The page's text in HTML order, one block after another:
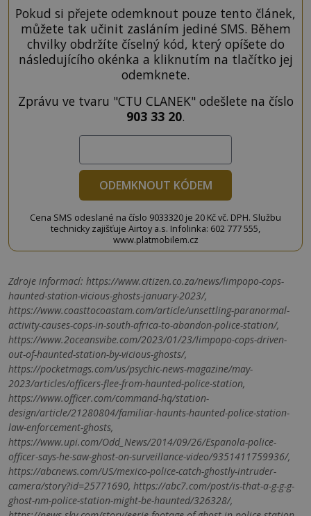
Pokud si přejete odemknout pouze tento článek,
můžete tak učinit zasláním jediné SMS. Během
chvilky obdržíte číselný kód, který opíšete do
následujícího okénka a kliknutím na tlačítko jej
odemknete.
Zprávu ve tvaru "CTU CLANEK" odešlete na číslo
903 33 20.
ODEMKNOUT KÓDEM
Cena SMS odeslané na číslo 9033320 je 20 Kč vč. DPH. Službu
technicky zajišťuje Airtoy a.s. Infolinka: 602 777 555,
www.platmobilem.cz
Zdroje informací: https://www.citizen.co.za/news/limpopo-cops-
haunted-station-vicious-ghosts-january-2023/,
https://www.coasttocoastam.com/article/unsettling-paranormal-
activity-causes-cops-in-south-africa-to-abandon-police-station/,
https://www.2oceansvibe.com/2023/01/23/limpopo-cops-driven-
out-of-haunted-station-by-vicious-ghosts/,
https://pocketmags.com/us/psychic-news-magazine/may-
2023/articles/officers-flee-from-haunted-police-station,
https://www.officer.com/command-hq/station-
design/article/21280804/familiar-haunts-haunted-police-station-
law-enforcement-ghosts,
https://www.upi.com/Odd_News/2014/09/26/Espanola-police-
officer-says-he-saw-ghost-on-surveillance-video/9351411759936/,
https://abcnews.com/US/mexico-police-catch-ghostly-intruder-
camera/story?id=25771690, https://abc7.com/post/is-that-a-g-g-g-
ghost-nm-police-station-might-be-haunted/326328/,